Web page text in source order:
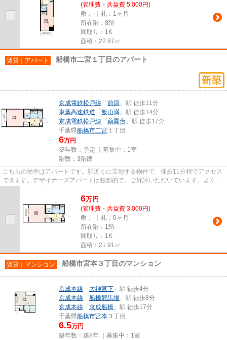
(管理費・共益費 5,000円)
敷：-｜礼：1ヶ月
所在階：8階
間取り：1K
面積：22.87㎡
賃貸｜アパート 船橋市二宮１丁目のアパート
京成電鉄松戸線 「 前原 」駅 徒歩11分
東葉高速鉄道 「 飯山満 」駅 徒歩14分
京成電鉄松戸線 「 薬園台 」駅 徒歩17分
千葉県船橋市二宮 １丁目
6万円
築年数：予定 ｜募集中： 1室
階数：3階建
こちらの物件はアパートです。駅近くに立地する物件で、徒歩11分程でアクセス
できます。デザイナーズアパートは独創的で、ご好評いただいています。よくお
6万円
(管理費・共益費 3,000円)
敷：-｜礼：0ヶ月
所在階：1階
間取り：1K
面積：21.91㎡
賃貸｜マンション 船橋市宮本３丁目のマンション
京成本線 「 大神宮下 」駅 徒歩4分
京成本線 「 船橋競馬場 」駅 徒歩8分
京成本線 「 京成船橋 」駅 徒歩17分
千葉県船橋市宮本 ３丁目
6.5万円
築年数：築8年 ｜募集中： 1室